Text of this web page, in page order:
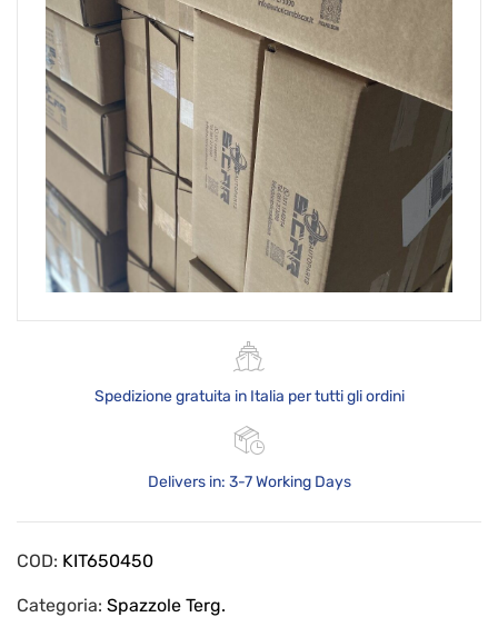
Spedizione gratuita in Italia per tutti gli ordini
Delivers in: 3-7 Working Days
COD: KIT650450
Categoria: Spazzole Terg.